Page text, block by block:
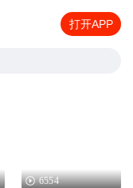
打开APP
6554